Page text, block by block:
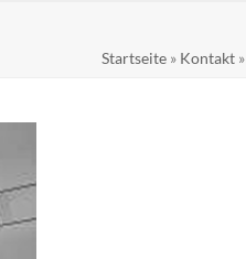
Startseite» Kontakt»